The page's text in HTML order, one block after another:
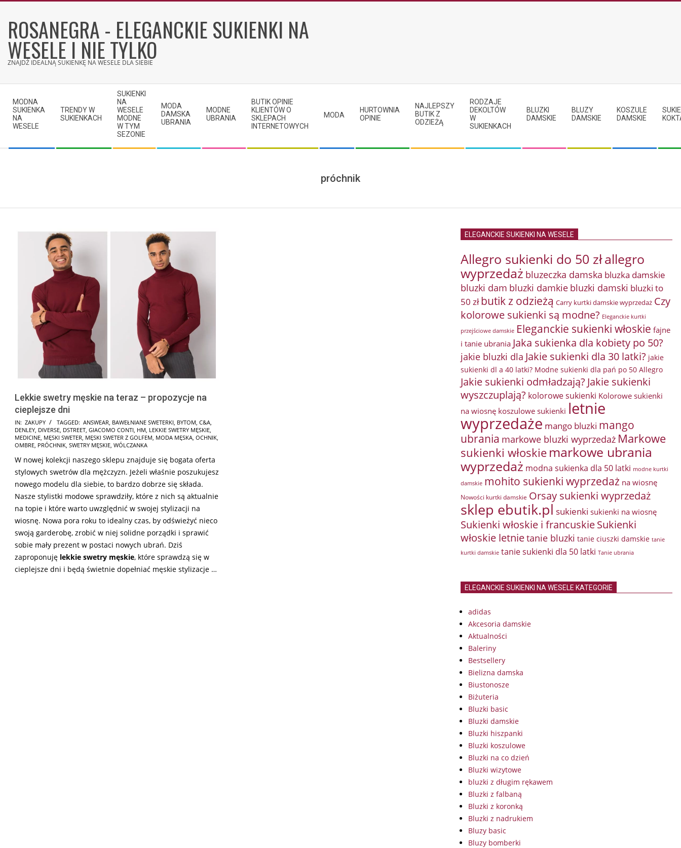
contentROSANEGRA - ELEGANCKIE SUKIENKI NA
WESELE I NIE TYLKO
ZNAJDŹ IDEALNĄ SUKIENKĘ NA WESELE DLA SIEBIE
Navigation
Menu
MODNA
SUKIENKA
NA
WESELE
TRENDY W
SUKIENKACH
SUKIENKI
NA
WESELE
MODNE
W TYM
SEZONIE
MODA
DAMSKA
UBRANIA
MODNE
UBRANIA
BUTIK OPINIE
KLIENTÓW O
SKLEPACH
INTERNETOWYCH
MODA
HURTOWNIA
OPINIE
NAJLEPSZY
BUTIK Z
ODZIEŻĄ
RODZAJE
DEKOLTÓW
W
SUKIENKACH
BLUZKI
DAMSKIE
BLUZY
DAMSKIE
KOSZULE
DAMSKIE
próchnik
Lekkie swetry męskie na teraz – propozycje na
cieplejsze dni
2025-
01-
15
IN: ZAKUPY TAGGED: ANSWEAR, BAWEŁNIANE SWETERKI, BYTOM, C&A,
DENLEY, DIVERSE, DSTREET, GIACOMO CONTI, HM, LEKKIE SWETRY MĘSKIE,
MEDICINE, MĘSKI SWETER, MĘSKI SWETER Z GOLFEM, MODA MĘSKA, OCHNIK,
OMBRE, PRÓCHNIK, SWETRY MĘSKIE, WÓLCZANKA
W nowej kolekcji naszego sklepu znajduje się bogata oferta
stylowych swetrów dla mężczyzn. Jeżeli właśnie poszukujesz
nowego modelu dla siebie, to bardzo dobrze się składa.
Nasze stylistki modowe sprawdziły, które z nich są aktualnie
na topie i które warto uwzględnić w swojej stylizacji na
wiosnę. Nowa pora roku to idealny czas, by odświeżyć nieco
swoją garderobę, zrobić w niej solidne porządki i sprawić
sobie mały prezent w postaci nowych ubrań. Dziś
zaproponuję lekkie swetry męskie, które sprawdzą się w
cieplejsze dni i będą świetnie dopełniać męskie stylizacje …
ELEGANCKIE SUKIENKI NA WESELE
Allegro sukienki do 50 złallegro
wyprzedaż bluzeczka damska bluzka damskie
bluzki dam bluzki damkie bluzki damski bluzki to
50 zł butik z odzieżą Carry kurtki damskie wyprzedaż Czy
kolorowe sukienki są modne? Eleganckie kurtki
przejściowe damskie Eleganckie sukienki włoskie fajne
i tanie ubrania Jaka sukienka dla kobiety po 50?
jakie bluzki dla Jakie sukienki dla 30 latki? jakie
sukienki dl a 40 latki? Modne sukienki dla pań po 50 Allegro
Jakie sukienki odmładzają? Jakie sukienki
wyszczuplają? kolorowe sukienki Kolorowe sukienki
na wiosnę koszulowe sukienki letnie
wyprzedaże mango bluzki mango
ubrania markowe bluzki wyprzedaż Markowe
sukienki włoskie markowe ubrania
wyprzedaż modna sukienka dla 50 latki modne kurtki
damskie mohito sukienki wyprzedaż na wiosnę
Nowości kurtki damskie Orsay sukienki wyprzedaż
sklep ebutik.pl sukienki sukienki na wiosnę
Sukienki włoskie i francuskieSukienki
włoskie letnietanie bluzki tanie ciuszki damskie tanie
kurtki damskie tanie sukienki dla 50 latki Tanie ubrania
ELEGANCKIE SUKIENKI NA WESELE KATEGORIE
adidas
Akcesoria damskie
Aktualności
Baleriny
Bestsellery
Bielizna damska
Biustonosze
Biżuteria
Bluzki basic
Bluzki damskie
Bluzki hiszpanki
Bluzki koszulowe
Bluzki na co dzień
Bluzki wizytowe
bluzki z długim rękawem
Bluzki z falbaną
Bluzki z koronką
Bluzki z nadrukiem
Bluzy basic
Bluzy bomberki